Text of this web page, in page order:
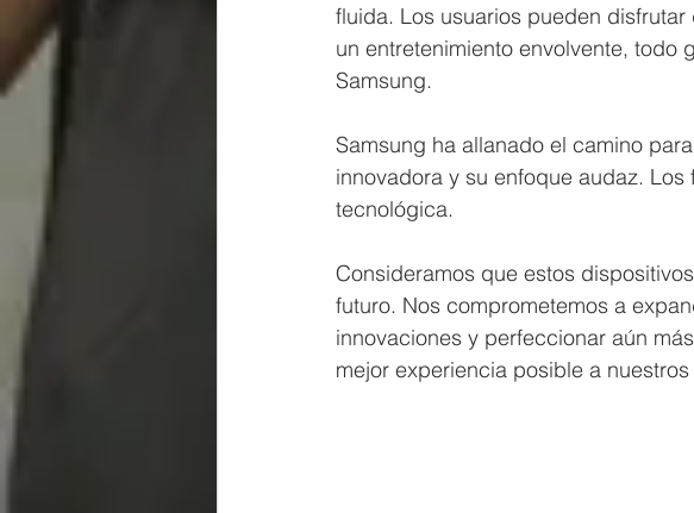
fluida. Los usuarios pueden
un entretenimiento envolvente,
Samsung.
Samsung ha allanado el camino
innovadora y su enfoque audaz.
tecnológica.
Consideramos que estos
futuro. Nos comprometemos a
innovaciones y perfeccionar aún
mejor experiencia posible a